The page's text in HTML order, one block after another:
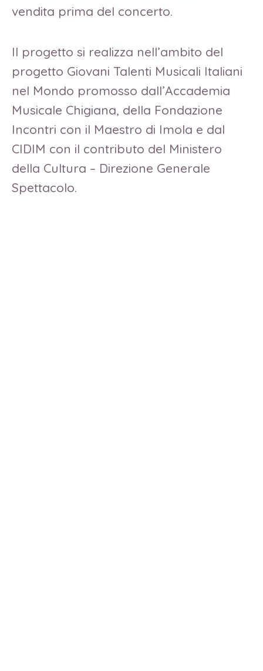
vendita prima del concerto.
Il progetto si realizza nell’ambito del
progetto Giovani Talenti Musicali Italiani
nel Mondo promosso dall’Accademia
Musicale Chigiana, della Fondazione
Incontri con il Maestro di Imola e dal
CIDIM con il contributo del Ministero
della Cultura – Direzione Generale
Spettacolo.